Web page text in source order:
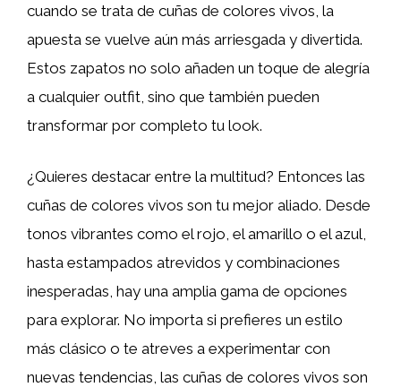
cuando se trata de cuñas de colores vivos, la
apuesta se vuelve aún más arriesgada y divertida.
Estos zapatos no solo añaden un toque de alegría
a cualquier outfit, sino que también pueden
transformar por completo tu look.
¿Quieres destacar entre la multitud? Entonces las
cuñas de colores vivos son tu mejor aliado. Desde
tonos vibrantes como el rojo, el amarillo o el azul,
hasta estampados atrevidos y combinaciones
inesperadas, hay una amplia gama de opciones
para explorar. No importa si prefieres un estilo
más clásico o te atreves a experimentar con
nuevas tendencias, las cuñas de colores vivos son